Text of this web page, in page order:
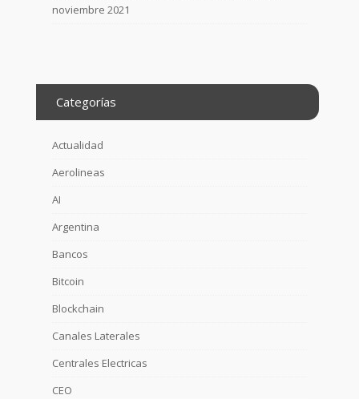
noviembre 2021
Categorías
Actualidad
Aerolineas
AI
Argentina
Bancos
Bitcoin
Blockchain
Canales Laterales
Centrales Electricas
CEO